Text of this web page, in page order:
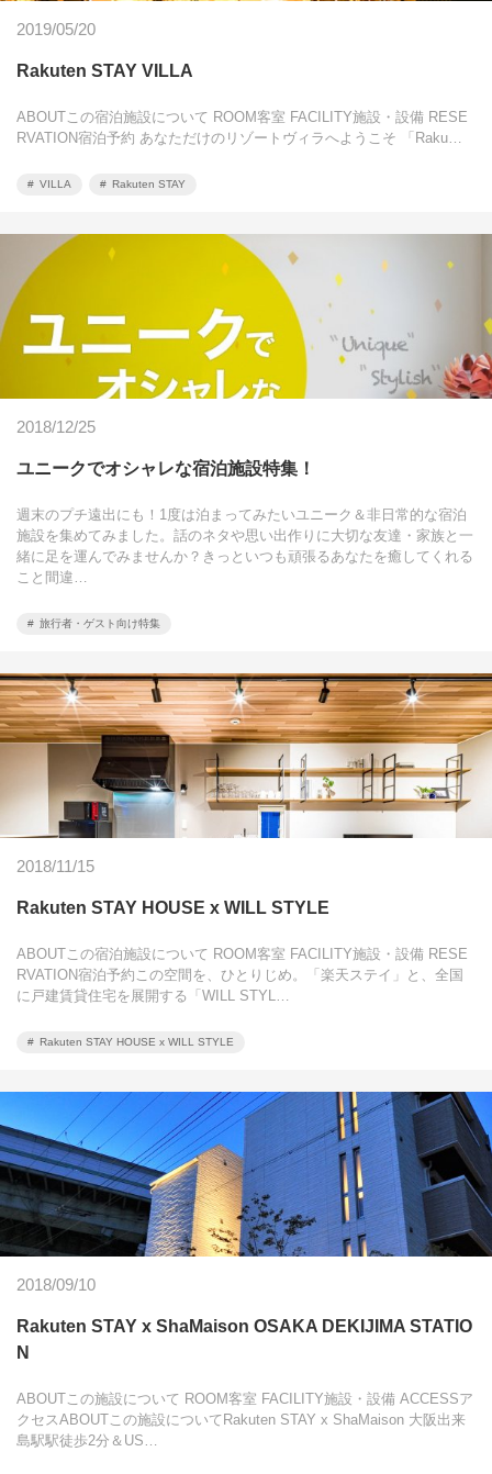
2019/05/20
Rakuten STAY VILLA
ABOUTこの宿泊施設について ROOM客室 FACILITY施設・設備 RESE
RVATION宿泊予約 あなただけのリゾートヴィラへようこそ 「Raku…
VILLA Rakuten STAY
2018/12/25
ユニークでオシャレな宿泊施設特集！
週末のプチ遠出にも！1度は泊まってみたいユニーク＆非日常的な宿泊
施設を集めてみました。話のネタや思い出作りに大切な友達・家族と一
緒に足を運んでみませんか？きっといつも頑張るあなたを癒してくれる
こと間違…
旅行者・ゲスト向け特集
2018/11/15
Rakuten STAY HOUSE x WILL STYLE
ABOUTこの宿泊施設について ROOM客室 FACILITY施設・設備 RESE
RVATION宿泊予約この空間を、ひとりじめ。「楽天ステイ」と、全国
に戸建賃貸住宅を展開する「WILL STYL…
Rakuten STAY HOUSE x WILL STYLE
2018/09/10
Rakuten STAY x ShaMaison OSAKA DEKIJIMA STATIO
N
ABOUTこの施設について ROOM客室 FACILITY施設・設備 ACCESSア
クセスABOUTこの施設についてRakuten STAY x ShaMaison 大阪出来
島駅駅徒歩2分＆US…